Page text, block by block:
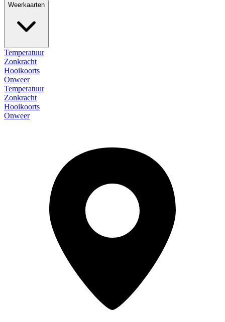
Weerkaarten
Temperatuur
Zonkracht
Hooikoorts
Onweer
Temperatuur
Zonkracht
Hooikoorts
Onweer